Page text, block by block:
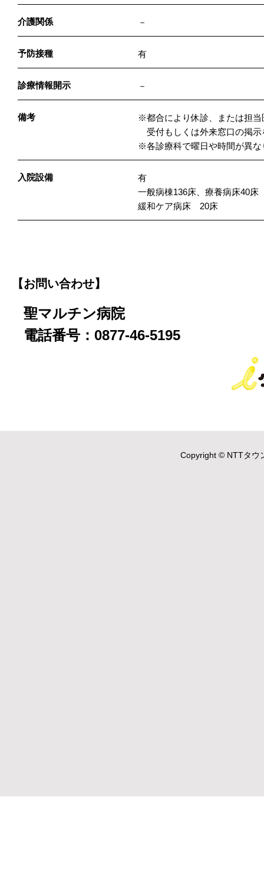
介護関係 －
予防接種 有
診療情報開示 －
備考
※都合により休診、または担
受付もしくは外来窓口の掲示
※各診療科で曜日や時間が異
入院設備
有
一般病棟136床、療養病床40床
緩和ケア病床 20床
【お問い合わせ】
聖マルチン病院
電話番号：0877-46-5195
Copyright © NTTタウ